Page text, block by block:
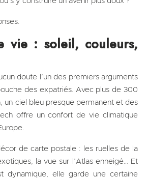
vie : soleil, couleurs,
doute l’un des premiers arguments
des expatriés. Avec plus de 300
un ciel bleu presque permanent et des
offre un confort de vie climatique
de carte postale : les ruelles de la
la vue sur l’Atlas enneigé… Et
dynamique, elle garde une certaine